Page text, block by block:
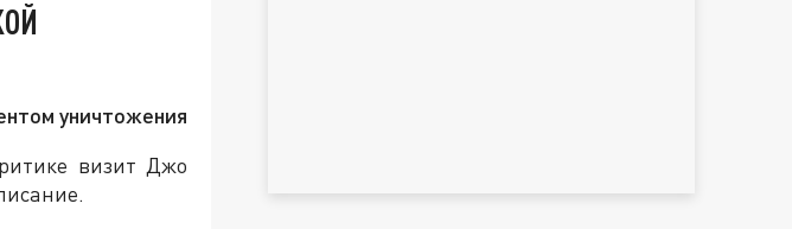
уничтожения
визит Джо